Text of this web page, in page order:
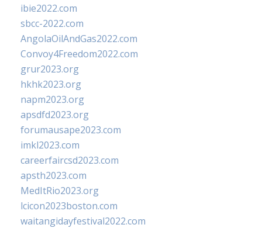
ibie2022.com
sbcc-2022.com
AngolaOilAndGas2022.com
Convoy4Freedom2022.com
grur2023.org
hkhk2023.org
napm2023.org
apsdfd2023.org
forumausape2023.com
imkl2023.com
careerfaircsd2023.com
apsth2023.com
MedItRio2023.org
lcicon2023boston.com
waitangidayfestival2022.com